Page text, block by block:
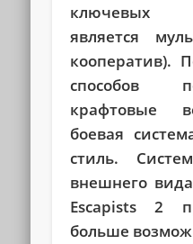
ключевых
является
кооператив).
способов
крафтовые
боевая
стиль.
внешнего
Escapists 2
больше